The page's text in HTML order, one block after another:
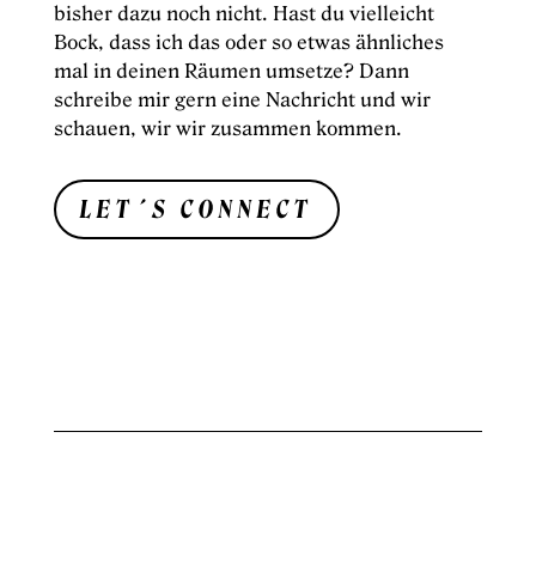
bisher dazu noch nicht. Hast du vielleicht
Bock, dass ich das oder so etwas ähnliches
mal in deinen Räumen umsetze? Dann
schreibe mir gern eine Nachricht und wir
schauen, wir wir zusammen kommen.
LET´S CONNECT